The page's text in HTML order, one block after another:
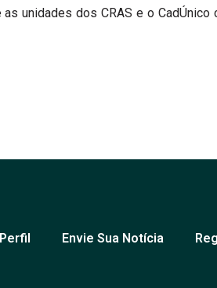
unidades dos CRAS e o CadÚnico
Perfil Envie Sua Notícia